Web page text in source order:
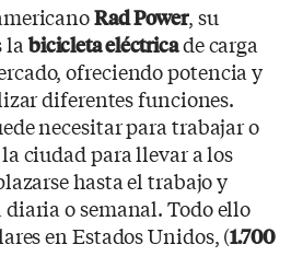
Rad Power, su
la bicicleta eléctricade carga
ofreciendo potencia y
diferentes funciones.
necesitar para trabajar o
ciudad para llevar a los
hasta el trabajo y
o semanal. Todo ello
en Estados Unidos, (1.700